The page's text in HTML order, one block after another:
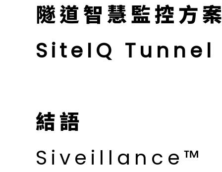
隧道智慧監控
SiteIQ Tunnel
結語
Siveillance™